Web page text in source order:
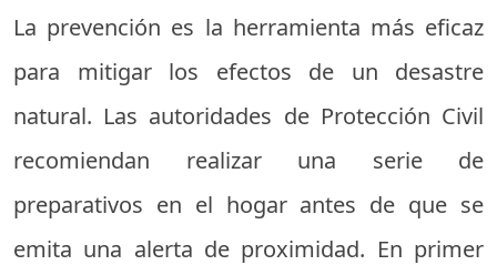
La prevención es la herramienta más eficaz
para mitigar los efectos de un desastre
natural. Las autoridades de Protección Civil
recomiendan realizar una serie de
preparativos en el hogar antes de que se
emita una alerta de proximidad. En primer